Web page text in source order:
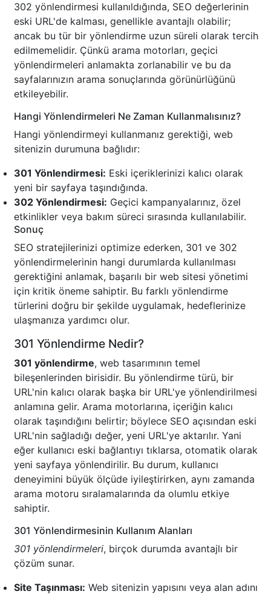
302 yönlendirmesi kullanıldığında, SEO değerlerinin
eski URL'de kalması, genellikle avantajlı olabilir;
ancak bu tür bir yönlendirme uzun süreli olarak tercih
edilmemelidir. Çünkü arama motorları, geçici
yönlendirmeleri anlamakta zorlanabilir ve bu da
sayfalarınızın arama sonuçlarında görünürlüğünü
etkileyebilir.
Hangi Yönlendirmeleri Ne Zaman Kullanmalısınız?
Hangi yönlendirmeyi kullanmanız gerektiği, web
sitenizin durumuna bağlıdır:
301 Yönlendirmesi: Eski içeriklerinizi kalıcı olarak
yeni bir sayfaya taşındığında.
302 Yönlendirmesi: Geçici kampanyalarınız, özel
etkinlikler veya bakım süreci sırasında kullanılabilir.
Sonuç
SEO stratejilerinizi optimize ederken, 301 ve 302
yönlendirmelerinin hangi durumlarda kullanılması
gerektiğini anlamak, başarılı bir web sitesi yönetimi
için kritik öneme sahiptir. Bu farklı yönlendirme
türlerini doğru bir şekilde uygulamak, hedeflerinize
ulaşmanıza yardımcı olur.
301 Yönlendirme Nedir?
301 yönlendirme, web tasarımının temel
bileşenlerinden birisidir. Bu yönlendirme türü, bir
URL'nin kalıcı olarak başka bir URL'ye yönlendirilmesi
anlamına gelir. Arama motorlarına, içeriğin kalıcı
olarak taşındığını belirtir; böylece SEO açısından eski
URL'nin sağladığı değer, yeni URL'ye aktarılır. Yani
eğer kullanıcı eski bağlantıyı tıklarsa, otomatik olarak
yeni sayfaya yönlendirilir. Bu durum, kullanıcı
deneyimini büyük ölçüde iyileştirirken, aynı zamanda
arama motoru sıralamalarında da olumlu etkiye
sahiptir.
301 Yönlendirmesinin Kullanım Alanları
301 yönlendirmeleri, birçok durumda avantajlı bir
çözüm sunar.
Site Taşınması: Web sitenizin yapısını veya alan adını